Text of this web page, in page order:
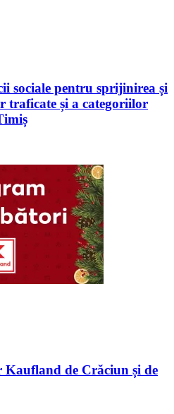
sociale pentru sprijinirea și
traficate și a categoriilor
de Crăciun și de